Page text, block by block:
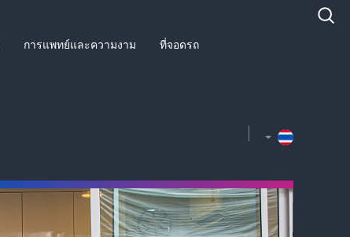
การแพทย์และความงาม ที่จอดรถ